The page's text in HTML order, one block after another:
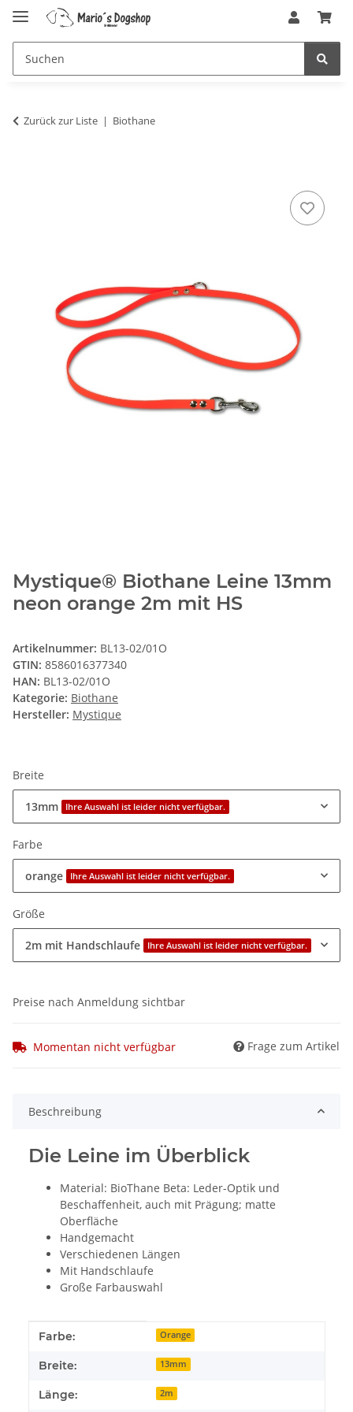
Zurück zur Liste Biothane
Mystique® Biothane Leine 13mm
neon orange 2m mit HS
Artikelnummer: BL13-02/01O
GTIN: 8586016377340
HAN: BL13-02/01O
Kategorie: Biothane
Hersteller: Mystique
Breite
13mm Ihre Auswahl ist leider nicht verfügbar.
Farbe
orange Ihre Auswahl ist leider nicht verfügbar.
Größe
2m mit Handschlaufe Ihre Auswahl ist leider nicht verfügbar.
Preise nach Anmeldung sichtbar
Momentan nicht verfügbar Frage zum Artikel
Beschreibung
Die Leine im Überblick
Material: BioThane Beta: Leder-Optik und
Beschaffenheit, auch mit Prägung; matte
Oberfläche
Handgemacht
Verschiedenen Längen
Mit Handschlaufe
Große Farbauswahl
Produkteigenschaft
Wert
Farbe: Orange
Breite: 13mm
Länge: 2m